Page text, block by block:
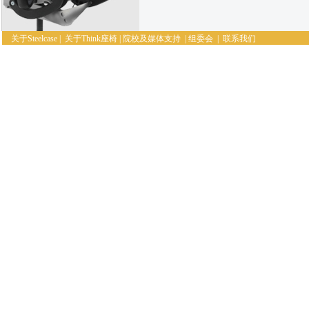
此基础上研发了金属办公桌
业。 1954年，企业正式更
关于Steelcase| 关于Think座椅| 院校及媒体支持| 组委会| 联系我们